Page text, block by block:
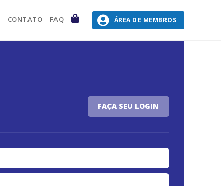
CONTATO FAQ CARRINHOÁREA DE MEMBROS
FAÇA SEU LOGIN